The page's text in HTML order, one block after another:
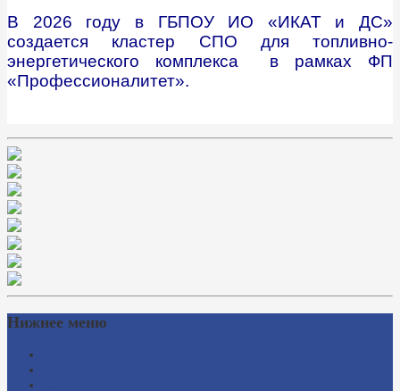
В 2026 году в ГБПОУ ИО «ИКАТ и ДС»
создается кластер СПО для топливно-
энергетического комплекса в рамках ФП
«Профессионалитет».
Нижнее меню